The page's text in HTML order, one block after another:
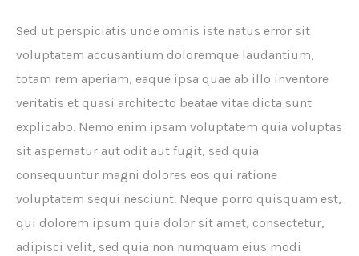
Sed ut perspiciatis unde omnis iste natus error sit
voluptatem accusantium doloremque laudantium,
totam rem aperiam, eaque ipsa quae ab illo inventore
veritatis et quasi architecto beatae vitae dicta sunt
explicabo. Nemo enim ipsam voluptatem quia voluptas
sit aspernatur aut odit aut fugit, sed quia
consequuntur magni dolores eos qui ratione
voluptatem sequi nesciunt. Neque porro quisquam est,
qui dolorem ipsum quia dolor sit amet, consectetur,
adipisci velit, sed quia non numquam eius modi